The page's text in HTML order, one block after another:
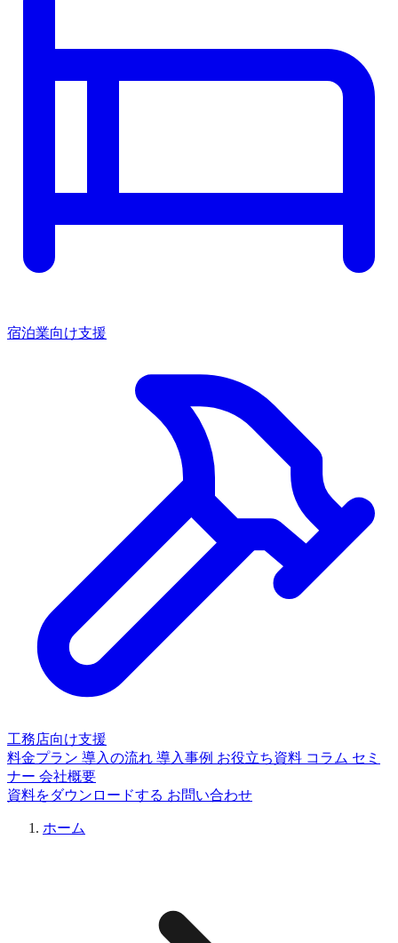
宿泊業向け支援
工務店向け支援
料金プラン 導入の流れ 導入事例 お役立ち資料 コラム セミ
ナー 会社概要
資料をダウンロードする お問い合わせ
ホーム